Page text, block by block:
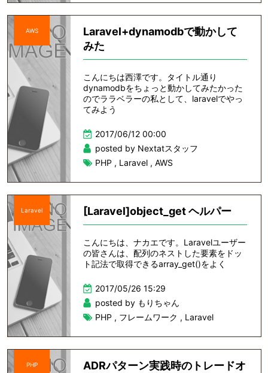
AWS
Laravel+dynamodbで動かして
みた
こんにちは西澤です。タイトル通り
dynamodbをちょっと動かしてみたかった
のでララベラーの私として、laravelでやっ
てみよう
2017/06/12 00:00
posted by Nextatスタッフ
PHP , Laravel, AWS
Laravel [Laravel]object_get ヘルパー
こんにちは、ナカエです。Laravelユーザー
の皆さんは、配列のネストした要素をドッ
ト記法で取得できるarray_get()をよく
2017/05/26 15:29
posted by もりちゃん
PHP , フレームワーク , Laravel
PHP
ADRパターン実践時のトレードオ